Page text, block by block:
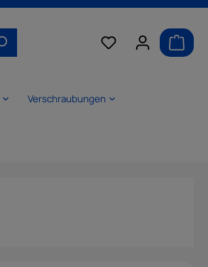
Verschraubungen